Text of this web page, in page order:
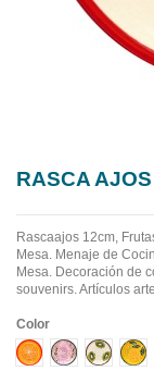
RASCA
Rascaajos 12cm,
Mesa. Menaje de
Mesa. Decoración de
souvenirs. Artículos
Color
Diseño 1Diseño 10Diseño 2